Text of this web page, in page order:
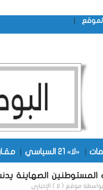
|
| «لا» 21 السياسي |
المستوطنين الصهاينة
بواسطة موقع ( لا ) الإخباري